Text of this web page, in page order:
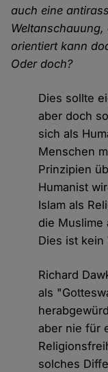
auch eine
orientiert kann
Oder doch?
Dies sollte
aber doch
sich als
Menschen
Prinzipien
Humanist
Islam als
die Muslime
Dies ist kein
Richard
als
aber nie für
solches